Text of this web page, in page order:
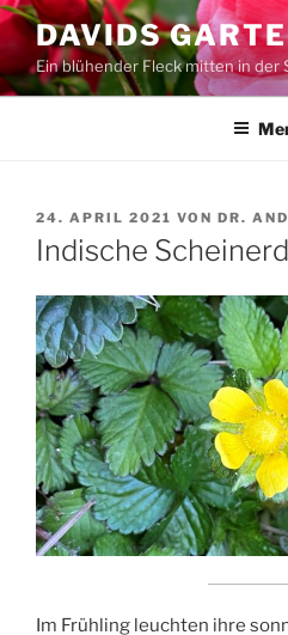
Zum
Inhalt
springen
DAVIDS
Ein blühender Fleck mitten in der
VERÖFFENTLICHT
AM
24. APRIL 2021 VON DR.
Indische
Im Frühling leuchten ihre